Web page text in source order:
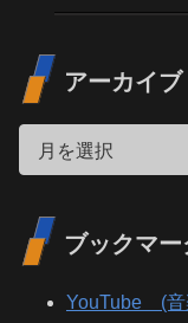
アーカイブ
ブックマー
YouTube (音